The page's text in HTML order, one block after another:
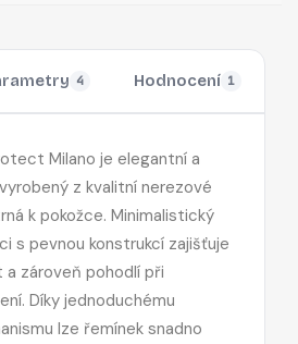
4 Hodnocení 1
Milano je elegantní a
z kvalitní nerezové
k pokožce. Minimalistický
s pevnou konstrukcí zajišťuje
zároveň pohodlí při
Díky jednoduchému
lze řemínek snadno